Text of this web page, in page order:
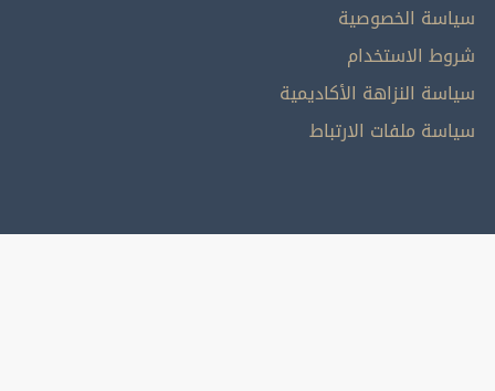
سياسة الخصوصية
شروط الاستخدام
سياسة النزاهة الأكاديمية
سياسة ملفات الارتباط